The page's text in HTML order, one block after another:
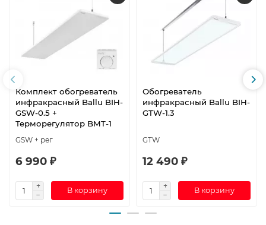
Комплект обогреватель
инфракрасный Ballu BIH-
GSW-0.5 +
Терморегулятор BMT-1
GSW + рег
6 990 ₽
В корзину
Обогреватель
инфракрасный Ballu BIH-
GTW-1.3
GTW
12 490 ₽
В корзину